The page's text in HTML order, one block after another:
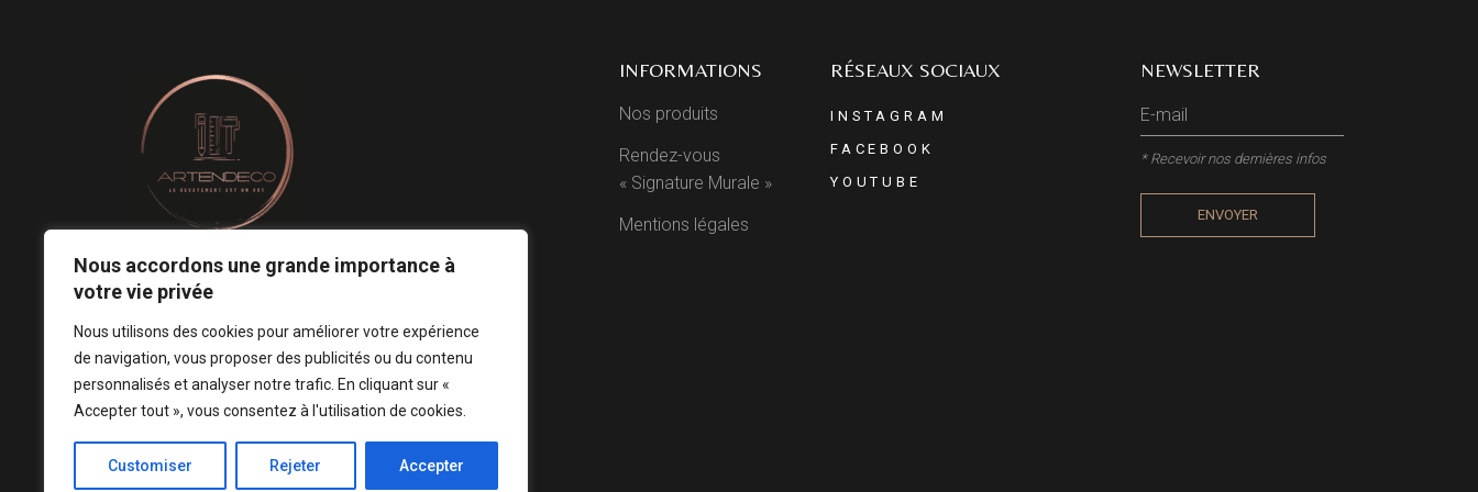
Nous accordons une grande importance à
votre vie privée
Nous utilisons des cookies pour améliorer votre expérience
de navigation, vous proposer des publicités ou du contenu
personnalisés et analyser notre trafic. En cliquant sur «
Accepter tout », vous consentez à l'utilisation de cookies.
Customiser Rejeter Accepter
Le revêtement mural est un art.
Notre conception est votre signature ! ♡
INFORMATIONS
Nos produits
Rendez-vous
« Signature Murale »
Mentions légales
RÉSEAUX SOCIAUX
INSTAGRAM
FACEBOOK
YOUTUBE
NEWSLETTER
* Recevoir nos dernières infos
ENVOYER